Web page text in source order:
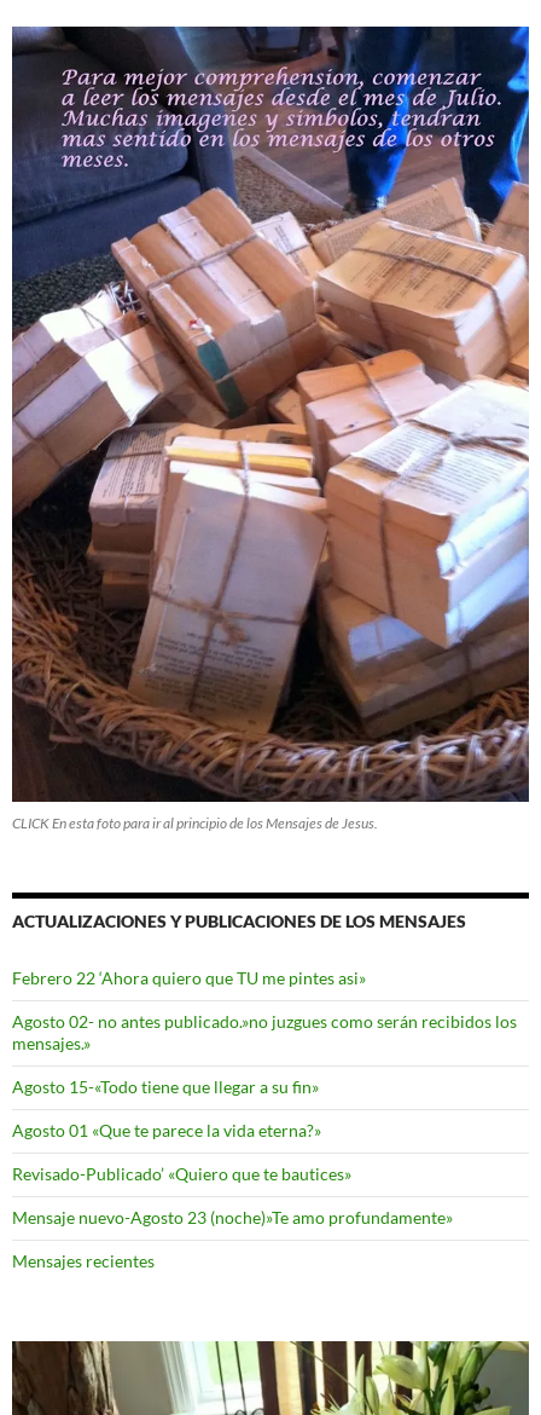
CLICK En esta foto para ir al principio de los Mensajes de Jesus.
ACTUALIZACIONES Y PUBLICACIONES DE LOS MENSAJES
Febrero 22 ‘Ahora quiero que TU me pintes asi»
Agosto 02- no antes publicado.»no juzgues como serán recibidos los
mensajes.»
Agosto 15-«Todo tiene que llegar a su fin»
Agosto 01 «Que te parece la vida eterna?»
Revisado-Publicado’ «Quiero que te bautices»
Mensaje nuevo-Agosto 23 (noche)»Te amo profundamente»
Mensajes recientes